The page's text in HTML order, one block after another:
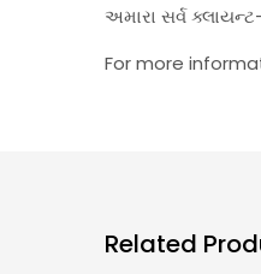
અમારા સર્વ
For more
Related